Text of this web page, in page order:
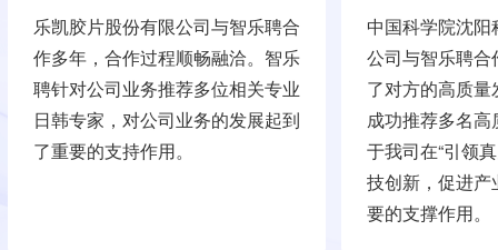
乐凯胶片股份有限公司与智乐聘合
作多年，合作过程顺畅融洽。智乐
聘针对公司业务推荐多位相关专业
日韩专家，对公司业务的发展起到
了重要的支持作用。
份有
中国科学院沈
公司与智乐聘
了对方的高质
成功推荐多名
于我司在“引领
技创新，促进产
要的支撑作用。